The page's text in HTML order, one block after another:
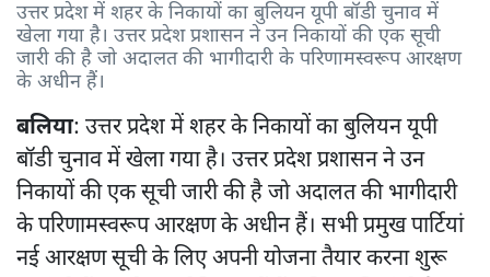
उत्तर प्रदेश में शहर के निकायों का बुलियन यूपी बॉडी चुनाव में
खेला गया है। उत्तर प्रदेश प्रशासन ने उन निकायों की एक सूची
जारी की है जो अदालत की भागीदारी के परिणामस्वरूप आरक्षण
के अधीन हैं।
बलिया: उत्तर प्रदेश में शहर के निकायों का बुलियन यूपी
बॉडी चुनाव में खेला गया है। उत्तर प्रदेश प्रशासन ने उन
निकायों की एक सूची जारी की है जो अदालत की भागीदारी
के परिणामस्वरूप आरक्षण के अधीन हैं। सभी प्रमुख पार्टियां
नई आरक्षण सूची के लिए अपनी योजना तैयार करना शुरू